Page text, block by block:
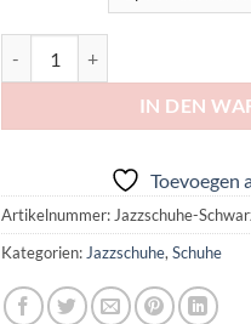
IN DEN
Toevoegen
Artikelnummer: Jazzschuhe-
Kategorien: Jazzschuhe, Schuhe